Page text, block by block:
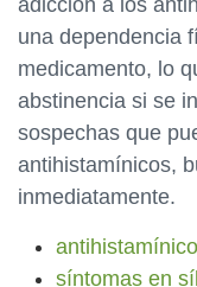
adicción a los
una dependencia
medicamento, lo
abstinencia si se
sospechas que
antihistamínicos,
inmediatamente.
síntomas en